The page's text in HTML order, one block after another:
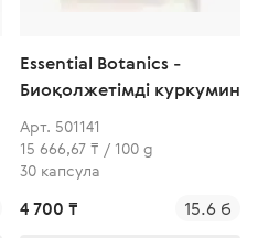
Essential Botanics -
Биоқолжетімді куркумин
Арт. 501141
15 666,67 ₸ / 100 g
30 капсула
4 700 ₸ 15.6 б